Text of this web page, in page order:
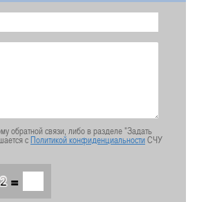
обратной связи, либо в разделе "Задать
сПолитикой конфиденциальностиСЧУ
=